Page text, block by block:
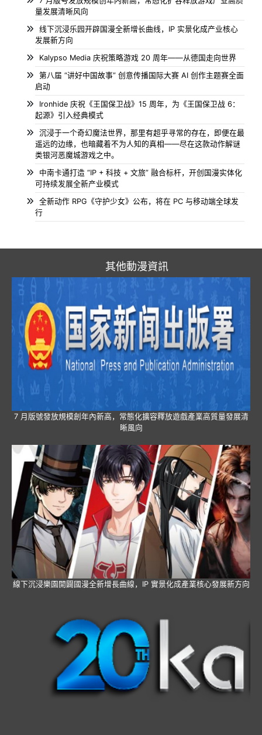
量发展清晰风向
线下沉浸乐园开辟国漫全新增长曲线，IP 实景化成产业核心
发展新方向
Kalypso Media 庆祝策略游戏 20 周年——从德国走向世界
第八届 “讲好中国故事” 创意传播国际大赛 AI 创作主题赛全面
启动
Ironhide 庆祝《王国保卫战》15 周年，为《王国保卫战 6：
起源》引入经典模式
沉浸于一个奇幻魔法世界，那里有超乎寻常的存在，即便在最
遥远的边缘，也暗藏着不为人知的真相——尽在这款动作解谜
类银河恶魔城游戏之中。
中南卡通打造 “IP + 科技 + 文旅” 融合标杆，开创国漫实体化
可持续发展全新产业模式
全新动作 RPG《守护少女》公布，将在 PC 与移动端全球发
行
其他動漫資訊
7 月版號發放規模創年內新高，常態化擴容釋放遊戲產業高質量發展清
晰風向
線下沉浸樂園開闢國漫全新增長曲線，IP 實景化成產業核心發展新方向